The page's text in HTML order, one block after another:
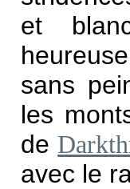
et
sans
les
de
avec le